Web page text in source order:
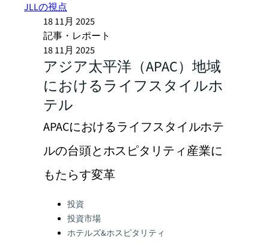
JLLの視点
18 11月 2025
記事・レポート
18 11月 2025
アジア太平洋（APAC）地域
におけるライフスタイルホ
テル
APACにおけるライフスタイルホテ
ルの台頭とホスピタリティ産業に
もたらす変革
Categories:
投資
投資市場
ホテルズ&ホスピタリティ